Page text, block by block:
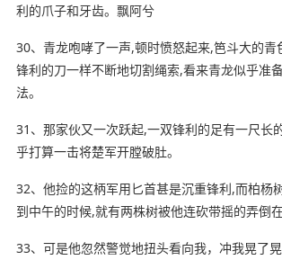
利的爪子和牙齿。飘阿兮
30、青龙咆哮了一声,顿时愤怒起来,笆斗大的青
锋利的刀一样不断地切割绳索,看来青龙似乎准
法。
31、那家伙又一次跃起,一双锋利的足有一尺长
乎打算一击将楚军开膛破肚。
32、他捡的这柄军用匕首甚是沉重锋利,而柏杨
到中午的时候,就有两株树被他连砍带摇的弄倒在
33、可是他忽然警觉地扭头看向我，冲我晃了